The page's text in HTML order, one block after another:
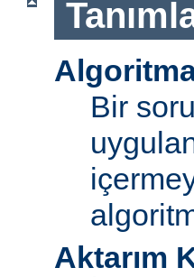
Bir
Aktarım